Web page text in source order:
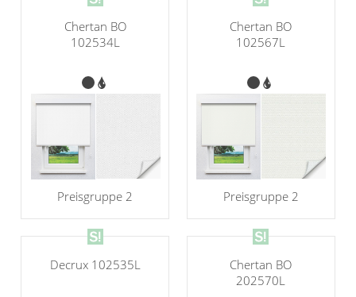
Chertan BO
102534L
Preisgruppe 2
Chertan BO
102567L
Preisgruppe 2
Decrux 102535L
Chertan BO
202570L